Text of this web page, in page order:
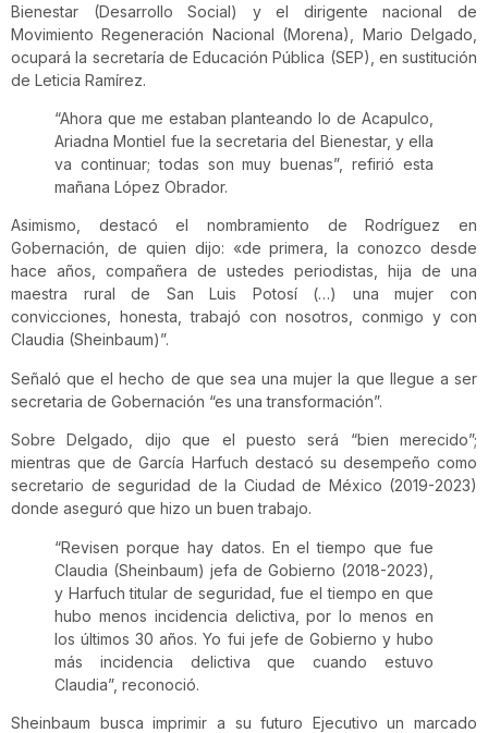
Bienestar (Desarrollo Social) y el dirigente nacional de
Movimiento Regeneración Nacional (Morena), Mario Delgado,
ocupará la secretaría de Educación Pública (SEP), en sustitución
de Leticia Ramírez.
“Ahora que me estaban planteando lo de Acapulco,
Ariadna Montiel fue la secretaria del Bienestar, y ella
va continuar; todas son muy buenas”, refirió esta
mañana López Obrador.
Asimismo, destacó el nombramiento de Rodríguez en
Gobernación, de quien dijo: «de primera, la conozco desde
hace años, compañera de ustedes periodistas, hija de una
maestra rural de San Luis Potosí (…) una mujer con
convicciones, honesta, trabajó con nosotros, conmigo y con
Claudia (Sheinbaum)”.
Señaló que el hecho de que sea una mujer la que llegue a ser
secretaria de Gobernación “es una transformación”.
Sobre Delgado, dijo que el puesto será “bien merecido”;
mientras que de García Harfuch destacó su desempeño como
secretario de seguridad de la Ciudad de México (2019-2023)
donde aseguró que hizo un buen trabajo.
“Revisen porque hay datos. En el tiempo que fue
Claudia (Sheinbaum) jefa de Gobierno (2018-2023),
y Harfuch titular de seguridad, fue el tiempo en que
hubo menos incidencia delictiva, por lo menos en
los últimos 30 años. Yo fui jefe de Gobierno y hubo
más incidencia delictiva que cuando estuvo
Claudia”, reconoció.
Sheinbaum busca imprimir a su futuro Ejecutivo un marcado